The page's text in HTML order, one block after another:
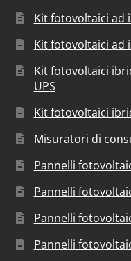
Kit fotovoltaici ad
Kit fotovoltaici ad
Kit fotovoltaici
UPS
Kit fotovoltaici
Misuratori di
Pannelli
Pannelli
Pannelli
Pannelli